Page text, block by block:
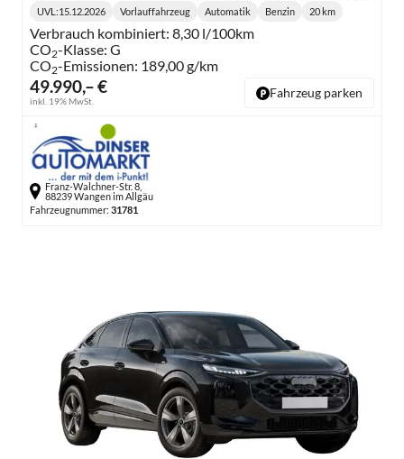
49.990,– €
inkl. 19% MwSt.
UVL :15.12.2026 Vorlauffahrzeug Automatik Benzin 20 km
Verbrauch kombiniert: 8,30 l/100km
CO2-Klasse: G
CO2-Emissionen: 189,00 g/km
Fahrzeug parken
Franz-Walchner-Str. 8,
88239 Wangen im Allgäu
Fahrzeugnummer: 31781